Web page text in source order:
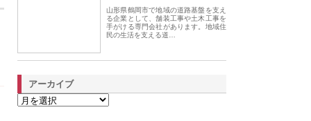
山形県鶴岡市で地域の道路基盤を支え
る企業として、舗装工事や土木工事を
手がける専門会社があります。地域住
民の生活を支える道…
アーカイブ